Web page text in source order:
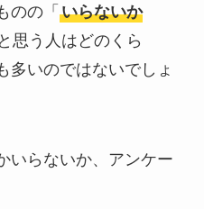
離乳食づくりにブレ
ンダーはいらない？
代用 やおすすめは？
ストライダーはいら
のの「 いらないか
思う人はどのくら
多いのではないでしょ
いらないか、アンケー